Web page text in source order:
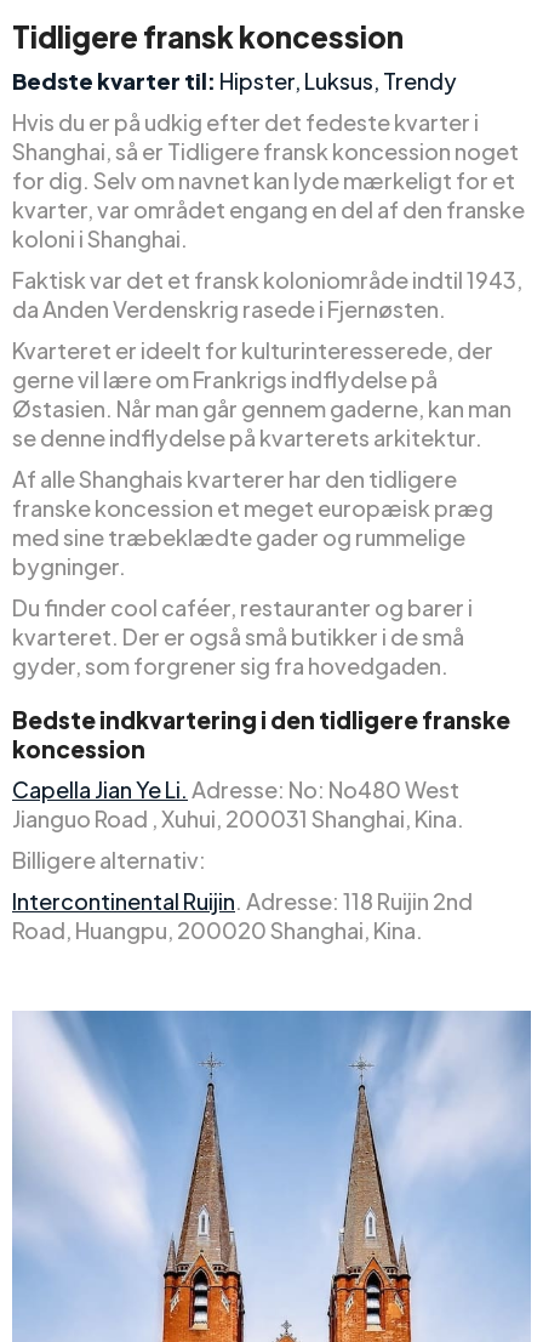
Tidligere fransk koncession
Bedste kvarter til: Hipster, Luksus, Trendy
Hvis du er på udkig efter det fedeste kvarter i
Shanghai, så er Tidligere fransk koncession noget
for dig. Selv om navnet kan lyde mærkeligt for et
kvarter, var området engang en del af den franske
koloni i Shanghai.
Faktisk var det et fransk koloniområde indtil 1943,
da Anden Verdenskrig rasede i Fjernøsten.
Kvarteret er ideelt for kulturinteresserede, der
gerne vil lære om Frankrigs indflydelse på
Østasien. Når man går gennem gaderne, kan man
se denne indflydelse på kvarterets arkitektur.
Af alle Shanghais kvarterer har den tidligere
franske koncession et meget europæisk præg
med sine træbeklædte gader og rummelige
bygninger.
Du finder cool caféer, restauranter og barer i
kvarteret. Der er også små butikker i de små
gyder, som forgrener sig fra hovedgaden.
Bedste indkvartering i den tidligere franske
koncession
Capella Jian Ye Li. Adresse: No: No480 West
Jianguo Road , Xuhui, 200031 Shanghai, Kina.
Billigere alternativ:
Intercontinental Ruijin. Adresse: 118 Ruijin 2nd
Road, Huangpu, 200020 Shanghai, Kina.